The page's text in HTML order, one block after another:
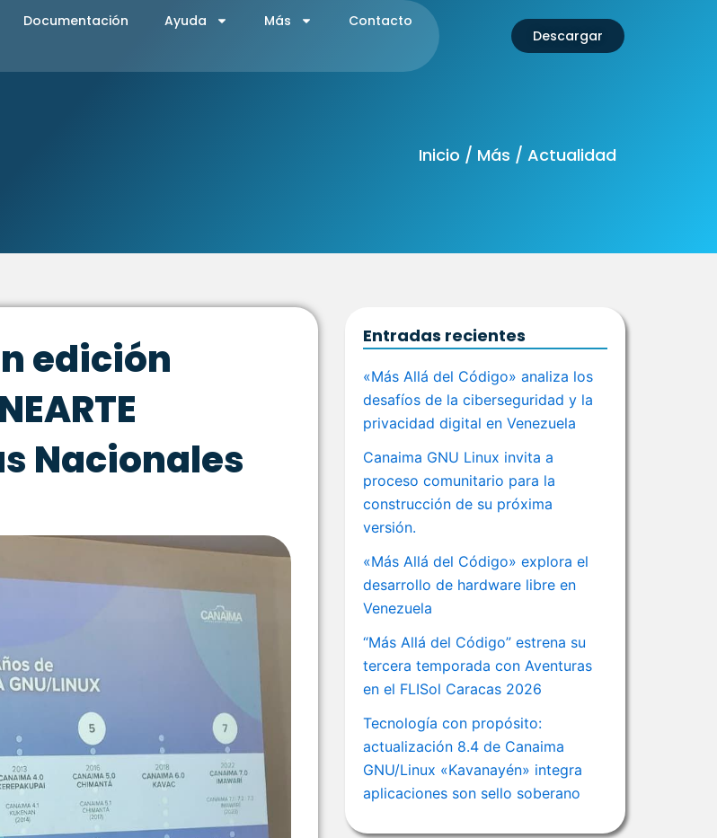
Documentación Ayuda Más
Contacto
Descargar
Inicio / Más / Actualidad
edición
Nacionales
Entradas recientes
«Más Allá del Código» analiza los
desafíos de la ciberseguridad y la
privacidad digital en Venezuela
Canaima GNU Linux invita a
proceso comunitario para la
construcción de su próxima
versión.
«Más Allá del Código» explora el
desarrollo de hardware libre en
Venezuela
“Más Allá del Código” estrena su
tercera temporada con Aventuras
en el FLISol Caracas 2026
Tecnología con propósito:
actualización 8.4 de Canaima
GNU/Linux «Kavanayén» integra
aplicaciones son sello soberano